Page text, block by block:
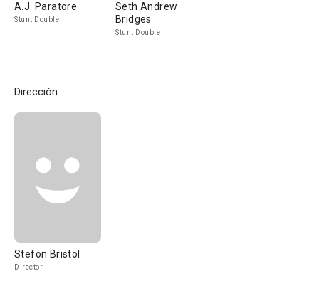
A.J. Paratore
Stunt Double
Seth Andrew
Bridges
Stunt Double
Dirección
Stefon Bristol
Director